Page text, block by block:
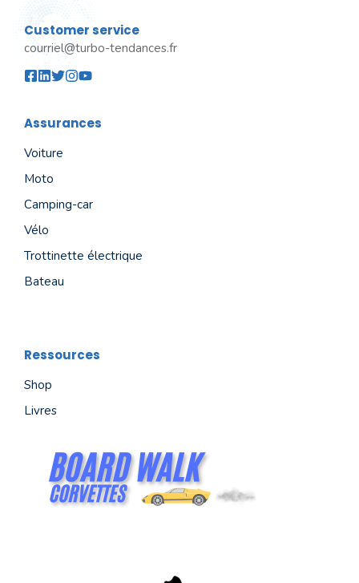
Customer service
courriel@turbo-tendances.fr
Assurances
Voiture
Moto
Camping-car
Vélo
Trottinette électrique
Bateau
Ressources
Shop
Livres